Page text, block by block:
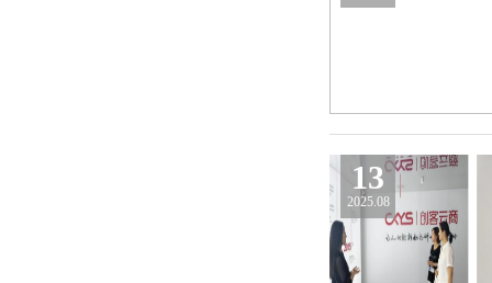
13
2025.08